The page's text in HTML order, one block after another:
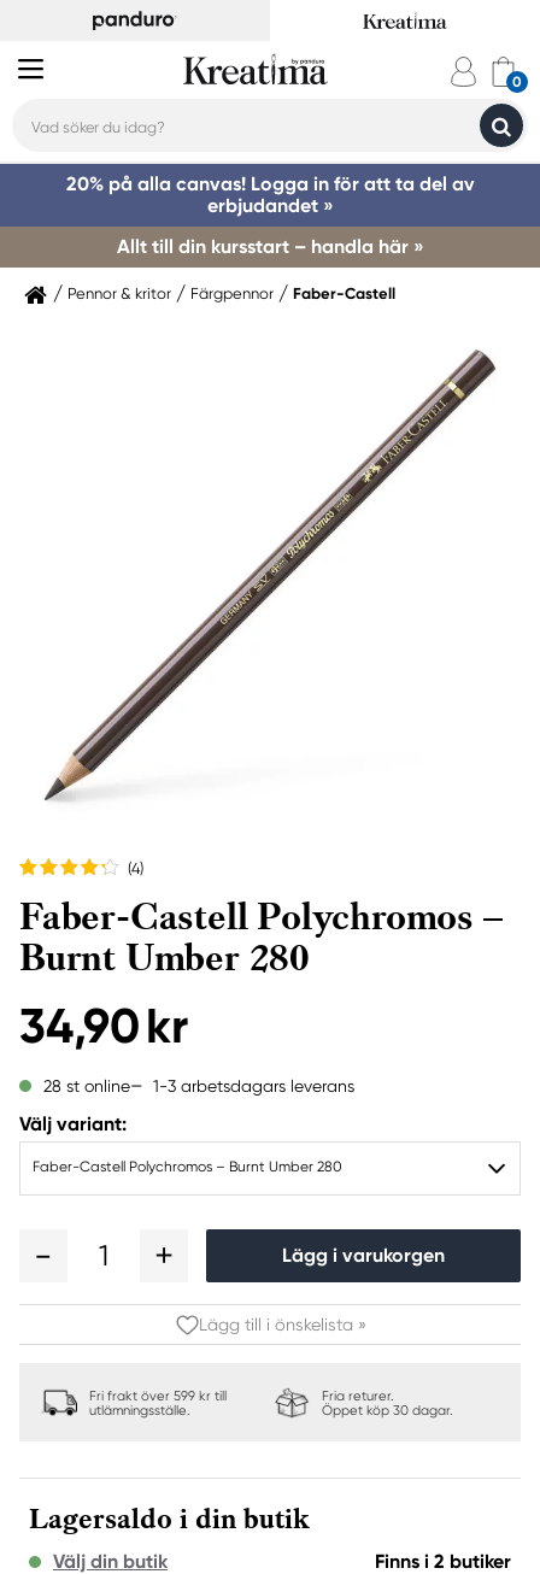
20% på alla canvas! Logga in för att ta del av
erbjudandet »
Allt till din kursstart – handla här »
Pennor & kritor Färgpennor Faber-Castell
(4)
Faber-Castell Polychromos –
Burnt Umber 280
34,90 kr
28 st online 1-3 arbetsdagars leverans
Välj variant:
Faber-Castell Polychromos – Burnt Umber 280
1 Lägg i varukorgen
Lägg till i önskelista »
Fri frakt över 599 kr till
utlämningsställe.
Fria returer.
Öppet köp 30 dagar.
Lagersaldo i din butik
Välj din butik Finns i 2 butiker